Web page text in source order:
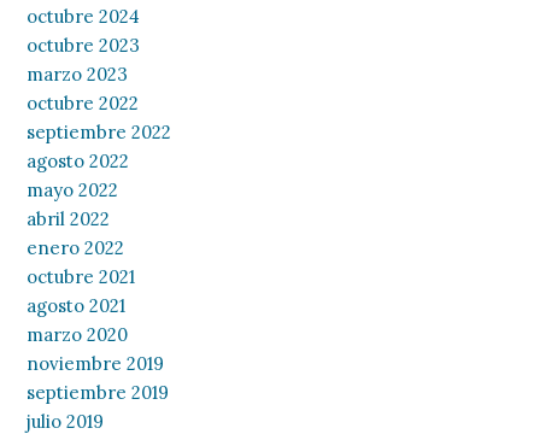
octubre 2024
octubre 2023
marzo 2023
octubre 2022
septiembre 2022
agosto 2022
mayo 2022
abril 2022
enero 2022
octubre 2021
agosto 2021
marzo 2020
noviembre 2019
septiembre 2019
julio 2019